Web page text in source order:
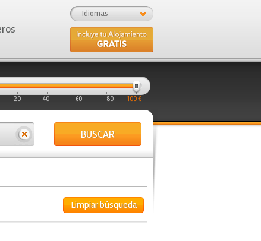
Idiomas
20 40 60 80 100 €
BUSCAR
Limpiar búsqueda